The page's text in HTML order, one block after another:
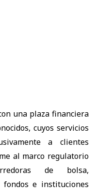
una plaza financiera
cuyos servicios
a clientes
al marco regulatorio
de bolsa,
fondos e instituciones